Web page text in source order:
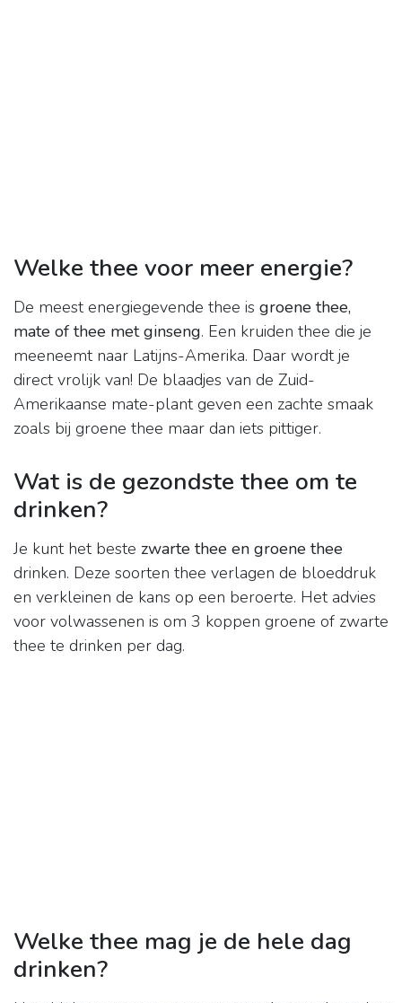
Welke thee voor meer energie?
De meest energiegevende thee is groene thee,
mate of thee met ginseng. Een kruiden thee die je
meeneemt naar Latijns-Amerika. Daar wordt je
direct vrolijk van! De blaadjes van de Zuid-
Amerikaanse mate-plant geven een zachte smaak
zoals bij groene thee maar dan iets pittiger.
Wat is de gezondste thee om te
drinken?
Je kunt het beste zwarte thee en groene thee
drinken. Deze soorten thee verlagen de bloeddruk
en verkleinen de kans op een beroerte. Het advies
voor volwassenen is om 3 koppen groene of zwarte
thee te drinken per dag.
Welke thee mag je de hele dag
drinken?